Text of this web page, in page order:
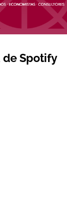
de Spotify